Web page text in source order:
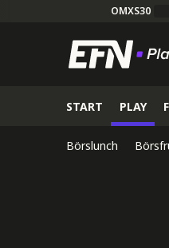
OMXS30
START PLAY
Börslunch